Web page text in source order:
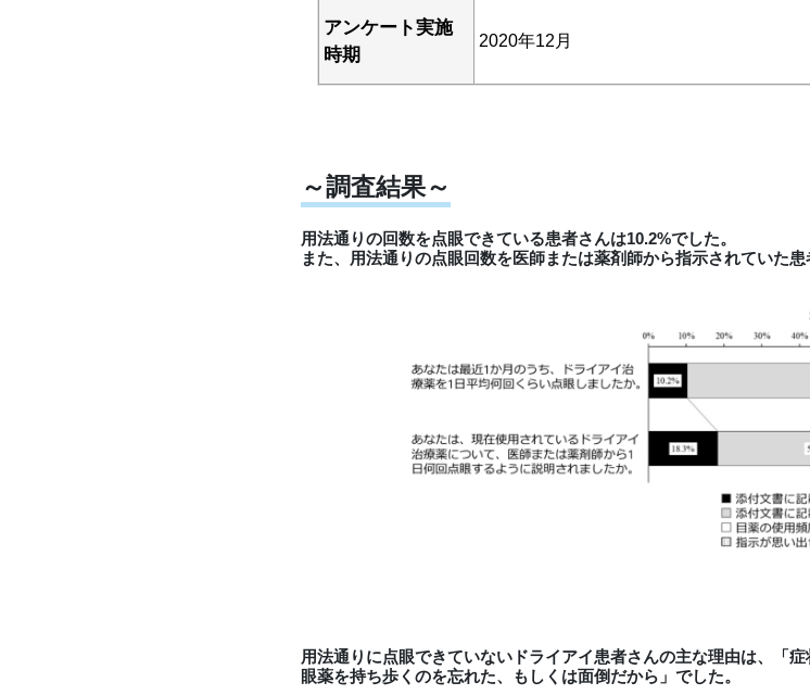
アンケート実施
時期
2020年12月
～調査結果～
用法通りの回数を点眼できている患者さんは10.2%でした。
また、用法通りの点眼回数を医師または薬剤師から指示されていた患
用法通りに点眼できていないドライアイ患者さんの主な理由は、「
眼薬を持ち歩くのを忘れた、もしくは面倒だから」でした。